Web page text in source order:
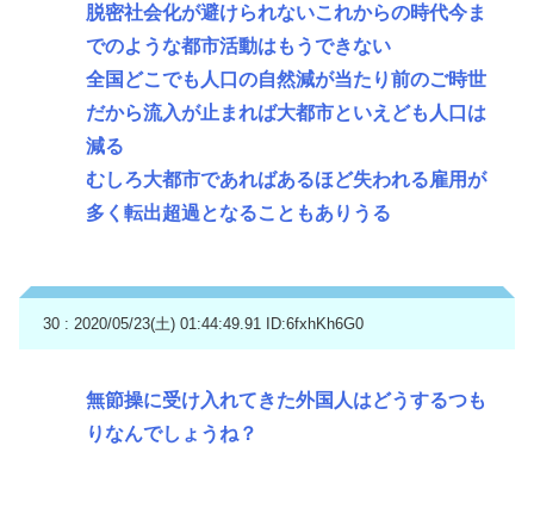
脱密社会化が避けられないこれからの時代今ま
でのような都市活動はもうできない
全国どこでも人口の自然減が当たり前のご時世
だから流入が止まれば大都市といえども人口は
減る
むしろ大都市であればあるほど失われる雇用が
多く転出超過となることもありうる
30 : 2020/05/23(土) 01:44:49.91 ID:6fxhKh6G0
無節操に受け入れてきた外国人はどうするつも
りなんでしょうね？